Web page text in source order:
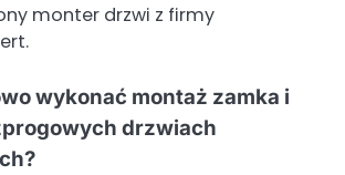
monter drzwi z firmy
wykonać montaż zamka i
drzwiach